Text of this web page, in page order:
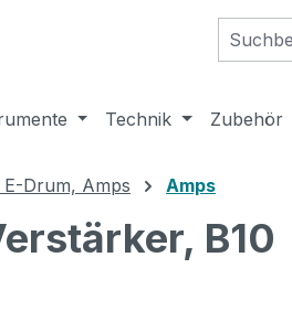
Technik Zubehör
Drum, Amps Amps
B10